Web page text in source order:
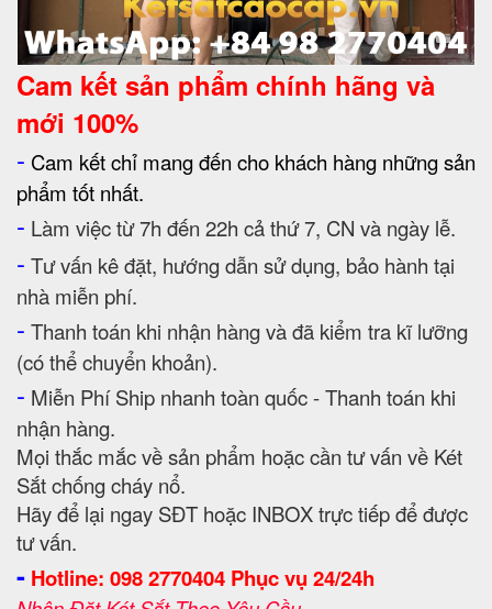
Cam kết sản phẩm chính hãng và
mới 100%
- Cam kết chỉ mang đến cho khách hàng những sản
phẩm tốt nhất.
- Làm việc từ 7h đến 22h cả thứ 7, CN và ngày lễ.
- Tư vấn kê đặt, hướng dẫn sử dụng, bảo hành tại
nhà miễn phí.
- Thanh toán khi nhận hàng và đã kiểm tra kĩ lưỡng
(có thể chuyển khoản).
- Miễn Phí Ship nhanh toàn quốc - Thanh toán khi
nhận hàng.
Mọi thắc mắc về sản phẩm hoặc cần tư vấn về Két
Sắt chống cháy nổ.
Hãy để lại ngay SĐT hoặc INBOX trực tiếp để được
tư vấn.
- Hotline: 098 2770404 Phục vụ 24/24h